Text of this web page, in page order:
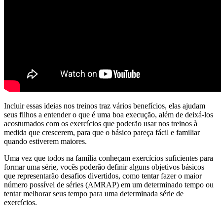
Incluir essas ideias nos treinos traz vários benefícios, elas ajudam
seus filhos a entender o que é uma boa execução, além de deixá-los
acostumados com os exercícios que poderão usar nos treinos à
medida que crescerem, para que o básico pareça fácil e familiar
quando estiverem maiores.
Uma vez que todos na família conheçam exercícios suficientes para
formar uma série, vocês poderão definir alguns objetivos básicos
que representarão desafios divertidos, como tentar fazer o maior
número possível de séries (AMRAP) em um determinado tempo ou
tentar melhorar seus tempo para uma determinada série de
exercícios.